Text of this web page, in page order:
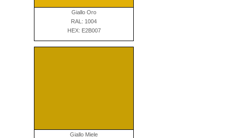
Giallo Oro
RAL: 1004
HEX: E2B007
Giallo Miele